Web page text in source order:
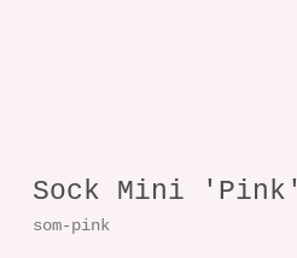
Sock Mini 'Pink'
som-pink